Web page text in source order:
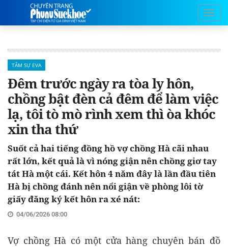
TÂM SỰ EVA
Đêm trước ngày ra tòa ly hôn,
chồng bật đèn cả đêm để làm việc
lạ, tôi tò mò rình xem thì òa khóc
xin tha thứ
Suốt cả hai tiếng đồng hồ vợ chồng Hà cãi nhau
rất lớn, kết quả là vì nóng giận nên chồng giơ tay
tát Hà một cái. Kết hôn 4 năm đây là lần đầu tiên
Hà bị chồng đánh nên nổi giận về phòng lôi tờ
giấy đăng ký kết hôn ra xé nát:
04/06/2026 08:00
Vợ chồng Hà có một cửa hàng chuyên bán đồ